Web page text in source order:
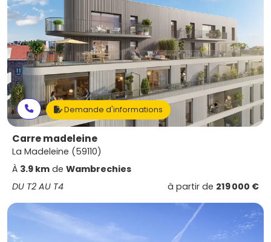
Demande d'informations
Carre madeleine
La Madeleine (59110)
À 3.9 km de Wambrechies
DU T2 AU T4
à partir de 219 000 €